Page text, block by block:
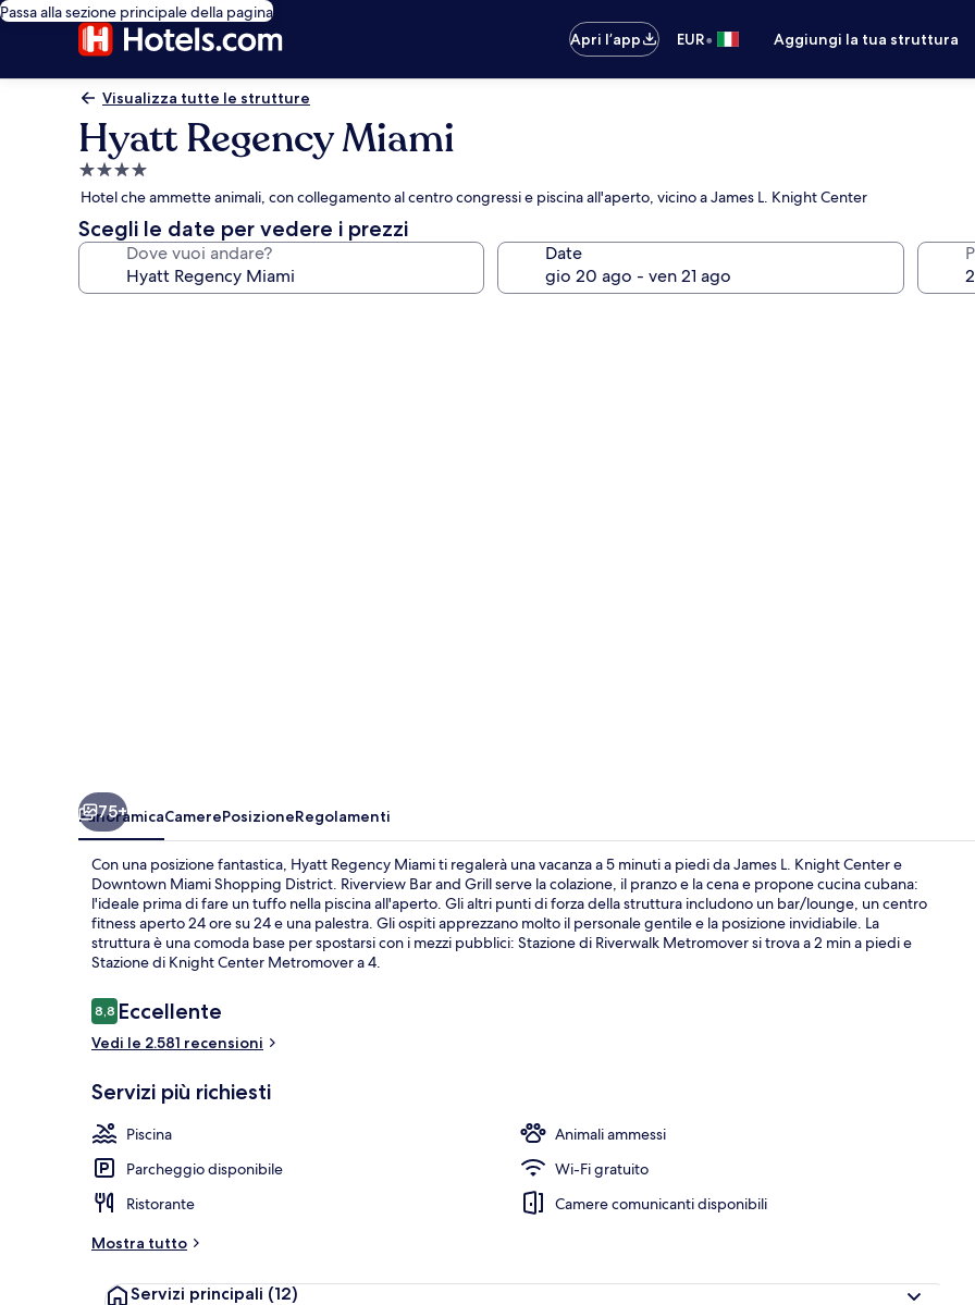
Passa alla sezione principale della pagina
Apri l’app
EUR• Aggiungi la tua struttura
Visualizza tutte le strutture
Hyatt Regency Miami
Struttura
a
4.0
stelle
Hotel che ammette animali, con collegamento al centro congressi e piscina all'aperto, vicino a James L. Knight Center
Scegli le date per vedere i prezzi
Dove vuoi andare? Date
Suite
75+
PanoramicaCamerePosizioneRegolamenti
Con una posizione fantastica, Hyatt Regency Miami ti regalerà una vacanza a 5 minuti a piedi da James L. Knight Center e
Downtown Miami Shopping District. Riverview Bar and Grill serve la colazione, il pranzo e la cena e propone cucina cubana:
l'ideale prima di fare un tuffo nella piscina all'aperto. Gli altri punti di forza della struttura includono un bar/lounge, un centro
fitness aperto 24 ore su 24 e una palestra. Gli ospiti apprezzano molto il personale gentile e la posizione invidiabile. La
struttura è una comoda base per spostarsi con i mezzi pubblici: Stazione di Riverwalk Metromover si trova a 2 min a piedi e
Stazione di Knight Center Metromover a 4.
Recensioni
8,88,8 su 10
Eccellente
Vedi le 2.581 recensioni
Servizi più richiesti
Piscina
Animali ammessi
Parcheggio disponibile
Wi-Fi gratuito
Ristorante
Camere comunicanti disponibili
Mostra tutto
Servizi principali (12)